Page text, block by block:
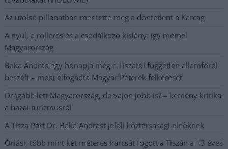
Az utolsó pillanatban mentette meg a döntetlent a Karcag
A nyúl, a rolleres és a csodálkozó kislány: így mémel
Magyarország
Baka András egy hónapja még a Tiszától független államfőről
beszélt – most elfogadta Magyar Péterék felkérését
Drágább lett Magyarország, de vajon jobb is? – kemény kritika
a hazai turizmusról
A Tisza Párt Dr. Baka Andrást jelöli köztársasági elnöknek
Óriási, több mint két méteres harcsát fogott a Tiszán a 13 éves